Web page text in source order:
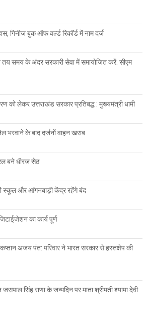
गिनीज बुक ऑफ वर्ल्ड रिकॉर्ड में नाम दर्ज
तय समय के अंदर सरकारी सेवा में समायोजित करें: सीएम
को लेकर उत्तराखंड सरकार प्रतिबद्ध : मुख्यमंत्री धामी
भरवाने के बाद दर्जनों वाहन खराब
बने धीरज सेठ
स्कूल और आंगनबाड़ी केंद्र रहेंगे बंद
का कार्य पूर्ण
अजय पंत: परिवार ने भारत सरकार से हस्तक्षेप की
सिंह राणा के जन्मदिन पर माता श्रीमती श्यामा देवी